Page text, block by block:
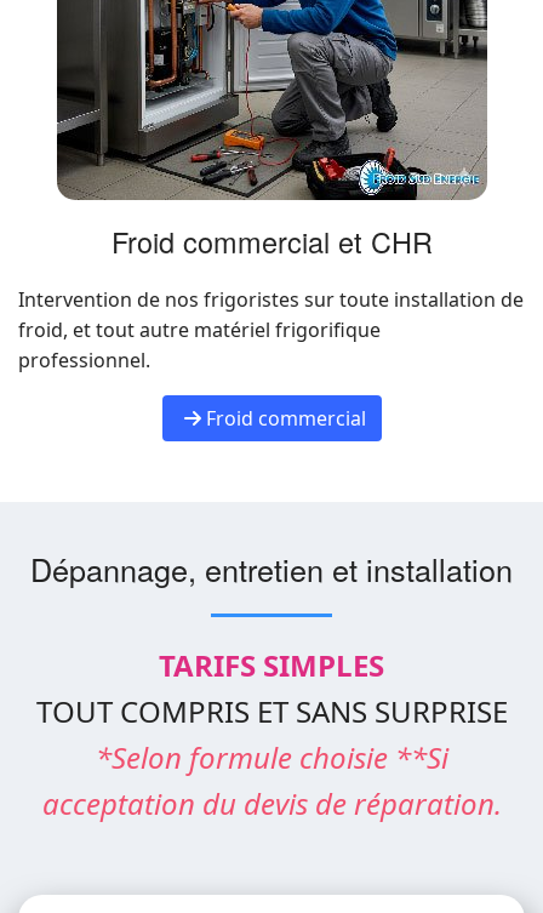
Froid commercial et CHR
Intervention de nos frigoristes sur toute installation de
froid, et tout autre matériel frigorifique
professionnel.
Froid commercial
Dépannage, entretien et installation
TARIFS SIMPLES
TOUT COMPRIS ET SANS SURPRISE
*Selon formule choisie **Si
acceptation du devis de réparation.